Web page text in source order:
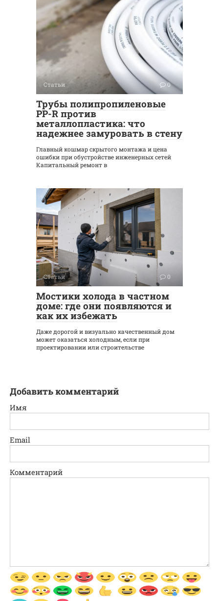
Статьи 0
Трубы полипропиленовые
PP-R против
металлопластика: что
надежнее замуровать в стену
Главный кошмар скрытого монтажа и цена
ошибки при обустройстве инженерных сетей
Капитальный ремонт в
Статьи 0
Мостики холода в частном
доме: где они появляются и
как их избежать
Даже дорогой и визуально качественный дом
может оказаться холодным, если при
проектировании или строительстве
Добавить комментарий
Имя
Email
Комментарий